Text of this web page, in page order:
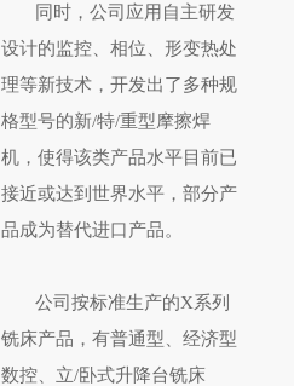
同时，公司应用自主研发
设计的监控、相位、形变热处
理等新技术，开发出了多种规
格型号的新/特/重型摩擦焊
机，使得该类产品水平目前已
接近或达到世界水平，部分产
品成为替代进口产品。
公司按标准生产的X系列
铣床产品，有普通型、经济型
数控、立/卧式升降台铣床